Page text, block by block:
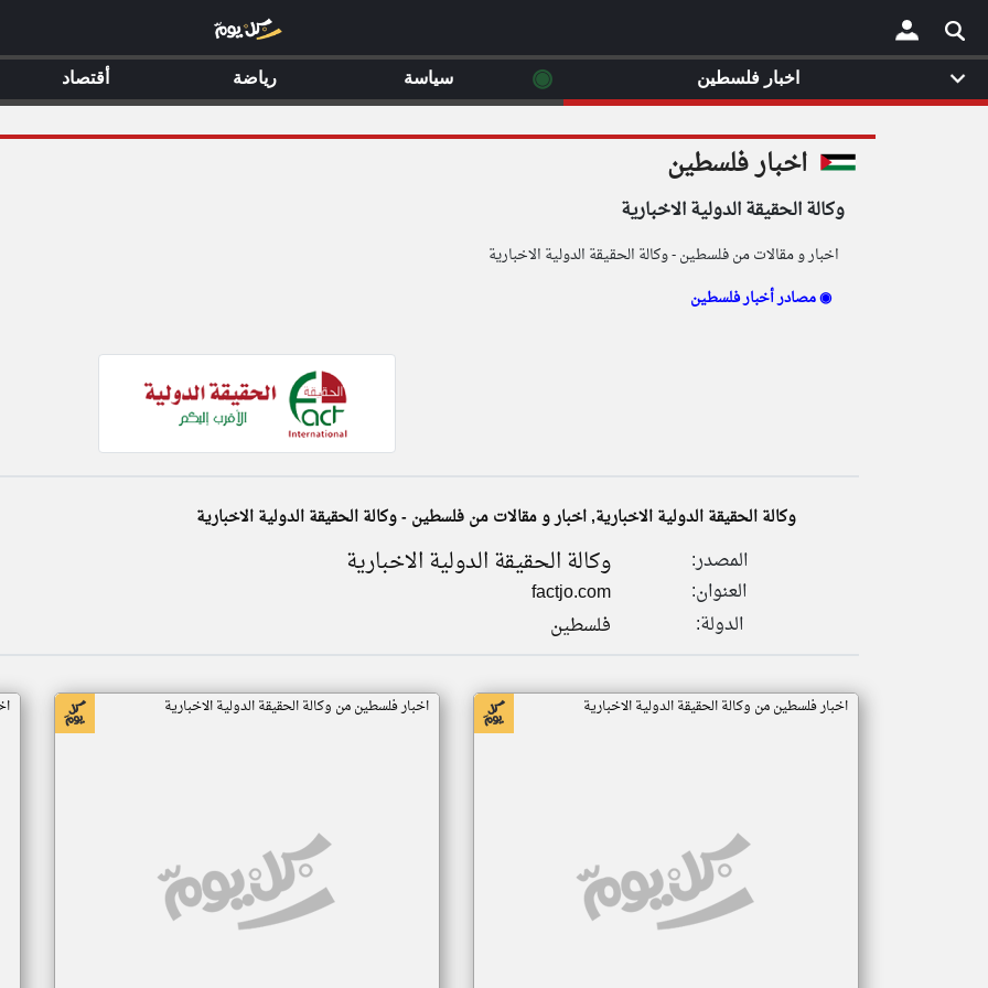
× اخبار فلسطين
وكالة الحقيقة الدولية الاخبارية
اخبار و مقالات من فلسطين - وكالة الحقيقة الدولية الاخبارية
مصادر أخبار فلسطين ◉
وكالة الحقيقة الدولية الاخبارية, اخبار و مقالات من فلسطين - وكالة الحقيقة الدولية الاخبارية
المصدر: وكالة الحقيقة الدولية الاخبارية
العنوان:
factjo.com
الدولة:
فلسطين
اخبار فلسطين من وكالة الحقيقة الدولية الاخبارية اخبار فلسطين من وكالة الحقيقة الدولية الاخبارية
اخبار فلسطين ◉ سياسة رياضة أقتصاد